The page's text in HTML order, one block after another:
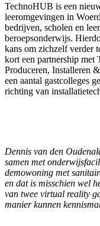
TechnoHUB is een
leeromgevingen in
bedrijven, scholen en
beroepsonderwijs.
kans om zichzelf verder
kort een partnership
Produceren, Installeren
een aantal gastcolleges
richting van
Dennis van den
samen met
demowoning met
en dat is misschien wel
van twee virtual reality
manier kunnen